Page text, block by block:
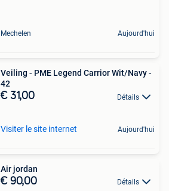
Mechelen Aujourd'hui
Veiling - PME Legend Carrior Wit/Navy -
42
€ 31,00 Détails
Visiter le site internet Aujourd'hui
Air jordan
€ 90,00 Détails